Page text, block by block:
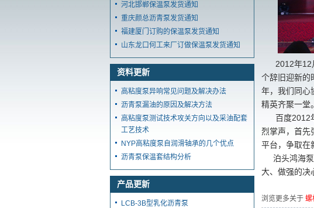
2012年12
个辞旧迎新的
年，我们同心
精英齐聚一堂。
百度2012年
烈掌声，首先
平台，争取在
泊头鸿海泵
大、做强的决
浏览更多关于 螺
河北邯郸保温泵发货通知
重庆颜总沥青泵发货通知
福建厦门订购的保温泵发货通知
山东龙口何工来厂订做保温泵发货通知
资料更新
高粘度泵异响常见问题及解决办法
沥青泵漏油的原因及解决方法
高粘度泵测试技术攻关方向以及采油配套
工艺技术
NYP高粘度泵自润滑轴承的几个优点
沥青泵保温套结构分析
产品更新
LCB-3B型乳化沥青泵